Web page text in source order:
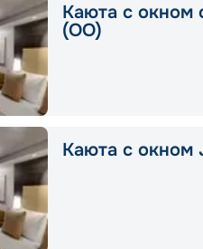
Каюта с окном
(OO)
Каюта с окном